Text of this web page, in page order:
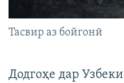
Тасвир аз бойгонӣ
Додгоҳе дар